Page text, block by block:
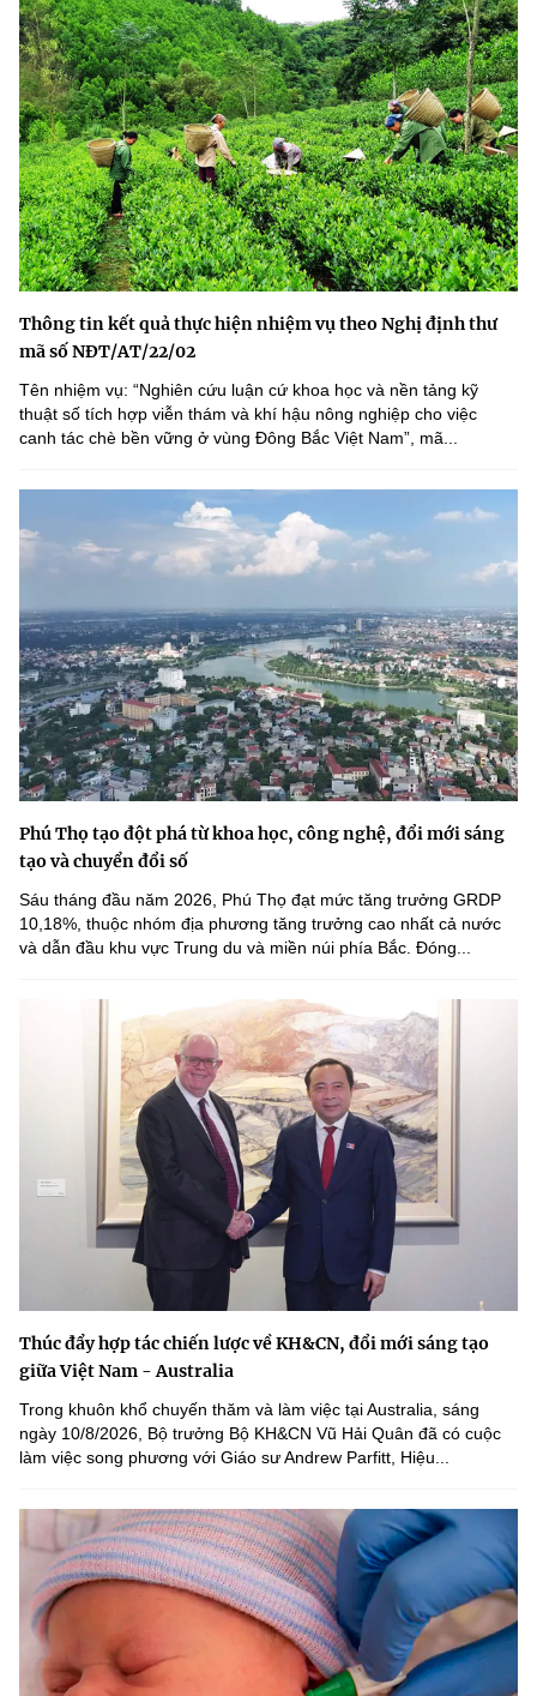
Thông tin kết quả thực hiện nhiệm vụ theo Nghị định thư
mã số NĐT/AT/22/02
Tên nhiệm vụ: “Nghiên cứu luận cứ khoa học và nền tảng kỹ
thuật số tích hợp viễn thám và khí hậu nông nghiệp cho việc
canh tác chè bền vững ở vùng Đông Bắc Việt Nam”, mã...
Phú Thọ tạo đột phá từ khoa học, công nghệ, đổi mới sáng
tạo và chuyển đổi số
Sáu tháng đầu năm 2026, Phú Thọ đạt mức tăng trưởng GRDP
10,18%, thuộc nhóm địa phương tăng trưởng cao nhất cả nước
và dẫn đầu khu vực Trung du và miền núi phía Bắc. Đóng...
Thúc đẩy hợp tác chiến lược về KH&CN, đổi mới sáng tạo
giữa Việt Nam - Australia
Trong khuôn khổ chuyến thăm và làm việc tại Australia, sáng
ngày 10/8/2026, Bộ trưởng Bộ KH&CN Vũ Hải Quân đã có cuộc
làm việc song phương với Giáo sư Andrew Parfitt, Hiệu...